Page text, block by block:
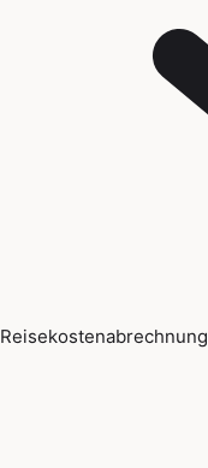
Reisekostenabrechnung